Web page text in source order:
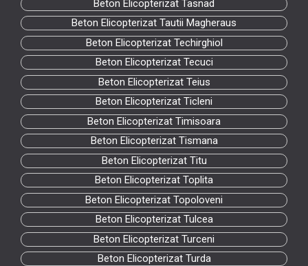
Beton Elicopterizat Tasnad
Beton Elicopterizat Tautii Magheraus
Beton Elicopterizat Techirghiol
Beton Elicopterizat Tecuci
Beton Elicopterizat Teius
Beton Elicopterizat Ticleni
Beton Elicopterizat Timisoara
Beton Elicopterizat Tismana
Beton Elicopterizat Titu
Beton Elicopterizat Toplita
Beton Elicopterizat Topoloveni
Beton Elicopterizat Tulcea
Beton Elicopterizat Turceni
Beton Elicopterizat Turda